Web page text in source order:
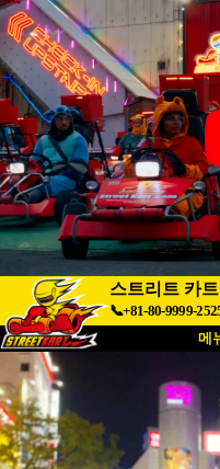
스트리트 카
📞+81-80-9999-
메
소개
접근성